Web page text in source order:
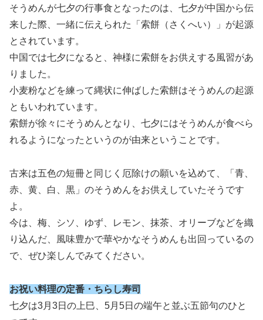
そうめんが七夕の行事食となったのは、七夕が中国から伝
来した際、一緒に伝えられた「索餅（さくへい）」が起源
とされています。
中国では七夕になると、神様に索餅をお供えする風習があ
りました。
小麦粉などを練って縄状に伸ばした索餅はそうめんの起源
ともいわれています。
索餅が徐々にそうめんとなり、七夕にはそうめんが食べら
れるようになったというのが由来ということです。
古来は五色の短冊と同じく厄除けの願いを込めて、「青、
赤、黄、白、黒」のそうめんをお供えしていたそうです
よ。
今は、梅、シソ、ゆず、レモン、抹茶、オリーブなどを織
り込んだ、風味豊かで華やかなそうめんも出回っているの
で、ぜひ楽しんでみてください。
お祝い料理の定番・ちらし寿司
七夕は3月3日の上巳、5月5日の端午と並ぶ五節句のひと